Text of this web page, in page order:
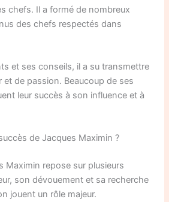
chefs. Il a formé de nombreux
des chefs respectés dans
et ses conseils, il a su transmettre
et de passion. Beaucoup de ses
leur succès à son influence et à
de Jacques Maximin ?
Maximin repose sur plusieurs
son dévouement et sa recherche
jouent un rôle majeur.